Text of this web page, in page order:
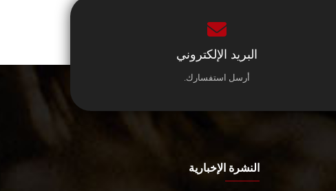
البريد الإلكتروني
أرسل استفسارك.
النشرة الإخبارية